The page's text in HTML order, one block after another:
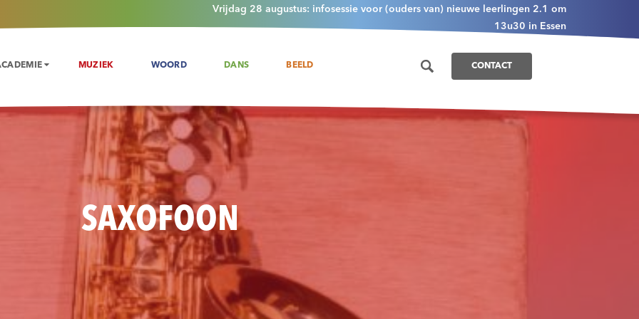
Vrijdag 28 augustus: infosessie voor (ouders van) nieuwe leerlingen 2.1 om
13u30 in Essen
MUZIEK WOORD DANS BEELD CONTACT
SAXOFOON